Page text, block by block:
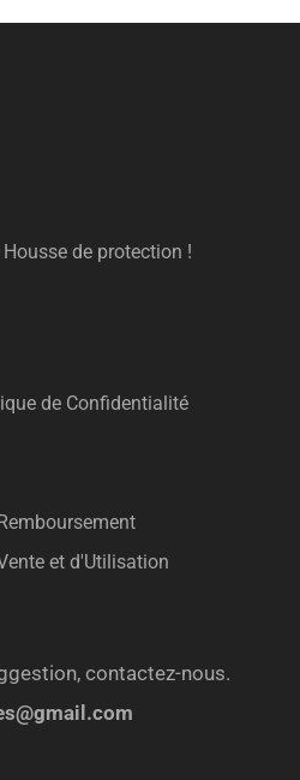
de protection !
de Confidentialité
et d'Utilisation
contactez-nous.